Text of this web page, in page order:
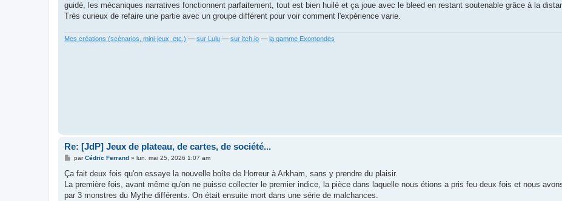
a
g
guidé, les mécaniques narratives fonctionnent parfaitement, tout est bien huilé et ça joue avec le bleed en restant soutenable grâce à la
Très curieux de refaire une partie avec un groupe différent pour voir comment l'expérience varie.
Mes créations (scénarios, mini-jeux, etc.) — sur Lulu — sur itch.io — la gamme Exomondes
Re: [JdP] Jeux de plateau, de cartes, de société...
M
s
a
g
parCédric Ferrand» lun. mai 25, 2026 1:07 am
Ça fait deux fois qu'on essaye la nouvelle boîte de Horreur à Arkham, sans y prendre du plaisir.
La première fois, avant même qu'on ne puisse collecter le premier indice, la pièce dans laquelle nous étions a pris feu deux fois et nous
par 3 monstres du Mythe différents. On était ensuite mort dans une série de malchances.